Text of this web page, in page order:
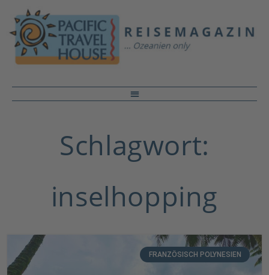
Schlagwort:
inselhopping
FRANZÖSISCH POLYNESIEN